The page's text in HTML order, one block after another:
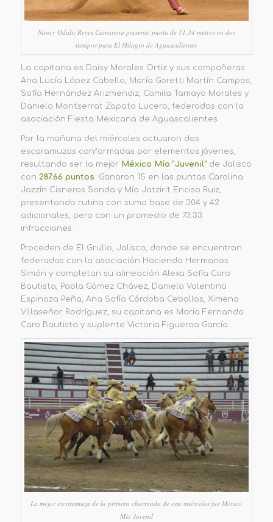
Nancy Odaliz Reyes Camarena presentó punta de 11.34 metros en dos
tiempos para El Milagro de Aguascalientes
La capitana es Daisy Morales Ortiz y sus compañeras
Ana Lucía López Cabello, María Goretti Martín Campos,
Sofía Hernández Arizmendiz, Camila Tamayo Morales y
Daniela Montserrat Zapata Lucero, federadas con la
asociación Fiesta Mexicana de Aguascalientes.
Por la mañana del miércoles actuaron dos
escaramuzas conformadas por elementos jóvenes,
resultando ser la mejor México Mío “Juvenil”de Jalisco
con 287.66 puntos. Ganaron 15 en las puntas Carolina
Jazzín Cisneros Sonda y Mía Jatzirit Enciso Ruiz,
presentando rutina con suma base de 304 y 42
adicionales, pero con un promedio de 73.33
infracciones.
Proceden de El Grullo, Jalisco, donde se encuentran
federadas con la asociación Hacienda Hermanos
Simón y completan su alineación Alexa Sofía Caro
Bautista, Paola Gómez Chávez, Daniela Valentina
Espinoza Peña, Ana Sofía Córdoba Ceballos, Ximena
Villaseñor Rodríguez, su capitana es María Fernanda
Caro Bautista y suplente Victoria Figueroa García.
La mejor escaramuza de la primera charreada de este miércoles fue México
Mío Juvenil